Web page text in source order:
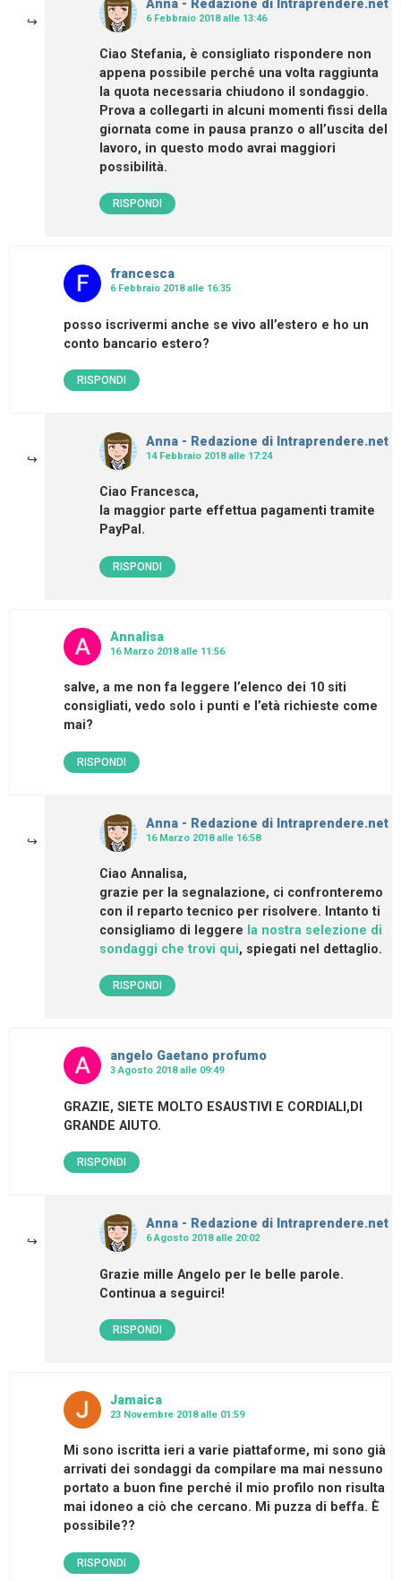
Anna - Redazione di Intraprendere.net
6 Febbraio 2018 alle 13:46
Ciao Stefania, è consigliato rispondere non
appena possibile perché una volta raggiunta
la quota necessaria chiudono il sondaggio.
Prova a collegarti in alcuni momenti fissi della
giornata come in pausa pranzo o all’uscita del
lavoro, in questo modo avrai maggiori
possibilità.
RISPONDI
francesca
6 Febbraio 2018 alle 16:35
posso iscrivermi anche se vivo all’estero e ho un
conto bancario estero?
RISPONDI
Anna - Redazione di Intraprendere.net
14 Febbraio 2018 alle 17:24
Ciao Francesca,
la maggior parte effettua pagamenti tramite
PayPal.
RISPONDI
Annalisa
16 Marzo 2018 alle 11:56
salve, a me non fa leggere l’elenco dei 10 siti
consigliati, vedo solo i punti e l’età richieste come
mai?
RISPONDI
Anna - Redazione di Intraprendere.net
16 Marzo 2018 alle 16:58
Ciao Annalisa,
grazie per la segnalazione, ci confronteremo
con il reparto tecnico per risolvere. Intanto ti
consigliamo di leggere la nostra selezione di
sondaggi che trovi qui, spiegati nel dettaglio.
RISPONDI
angelo Gaetano profumo
3 Agosto 2018 alle 09:49
GRAZIE, SIETE MOLTO ESAUSTIVI E CORDIALI,DI
GRANDE AIUTO.
RISPONDI
Anna - Redazione di Intraprendere.net
6 Agosto 2018 alle 20:02
Grazie mille Angelo per le belle parole.
Continua a seguirci!
RISPONDI
Jamaica
23 Novembre 2018 alle 01:59
Mi sono iscritta ieri a varie piattaforme, mi sono già
arrivati dei sondaggi da compilare ma mai nessuno
portato a buon fine perché il mio profilo non risulta
mai idoneo a ciò che cercano. Mi puzza di beffa. È
possibile??
RISPONDI